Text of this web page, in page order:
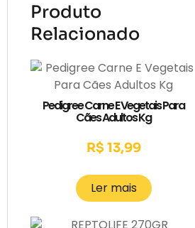
Produto
Relacionado
Pedigree Carne E Vegetais Para
Cães Adultos Kg
R$ 13,99
Ler mais